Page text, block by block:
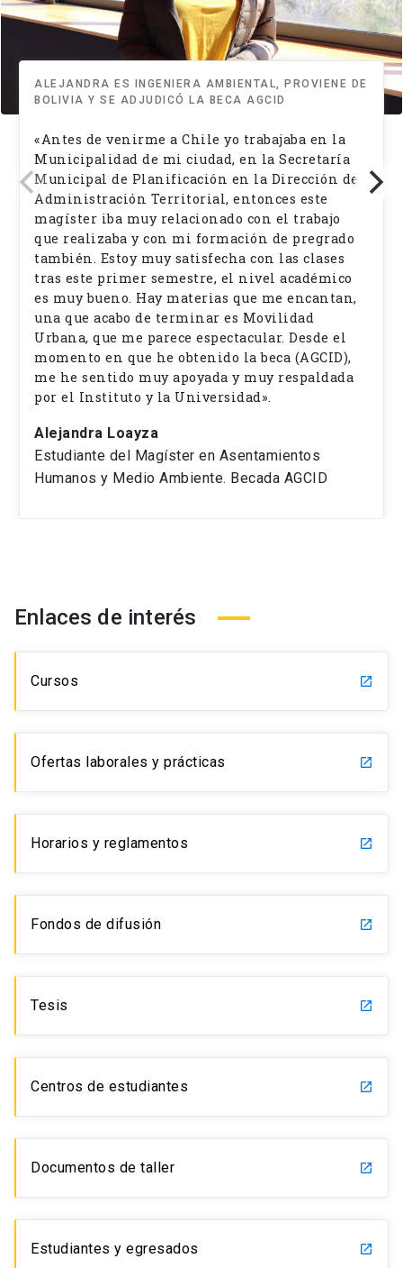
ALEJANDRA ES INGENIERA AMBIENTAL, PROVIENE DE
BOLIVIA Y SE ADJUDICÓ LA BECA AGCID
«Antes de venirme a Chile yo trabajaba en la
Municipalidad de mi ciudad, en la Secretaría
Municipal de Planificación en la Dirección de
Administración Territorial, entonces este
magíster iba muy relacionado con el trabajo
que realizaba y con mi formación de pregrado
también. Estoy muy satisfecha con las clases
tras este primer semestre, el nivel académico
es muy bueno. Hay materias que me encantan,
una que acabo de terminar es Movilidad
Urbana, que me parece espectacular. Desde el
momento en que he obtenido la beca (AGCID),
me he sentido muy apoyada y muy respaldada
por el Instituto y la Universidad».
Alejandra Loayza
Estudiante del Magíster en Asentamientos
Humanos y Medio Ambiente. Becada AGCID
Enlaces de interés
Cursos launch
Ofertas laborales y prácticas launch
Horarios y reglamentos launch
Fondos de difusión launch
Tesis launch
Centros de estudiantes launch
Documentos de taller launch
Estudiantes y egresados launch